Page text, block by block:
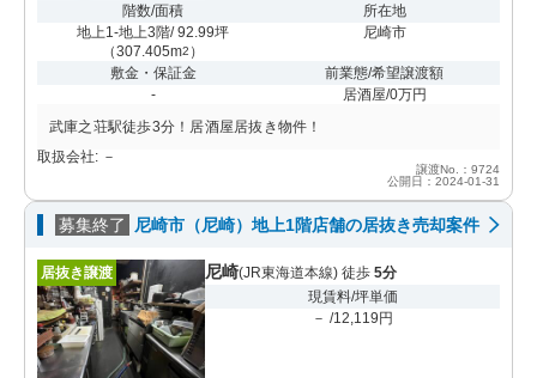
階数/面積
地上1-地上3階/ 92.99坪
（307.405m2 ）
所在地
尼崎市
敷金・保証金
-
前業態/希望譲渡額
居酒屋/0万円
武庫之荘駅徒歩3分！居酒屋居抜き物件！
取扱会社: －
譲渡No.：9724
公開日：2024-01-31
募集終了 尼崎市（尼崎）地上1階店舗の居抜き売却案件
居抜き譲渡 尼崎(JR東海道本線) 徒歩 5分
現賃料/坪単価
－ /12,119円